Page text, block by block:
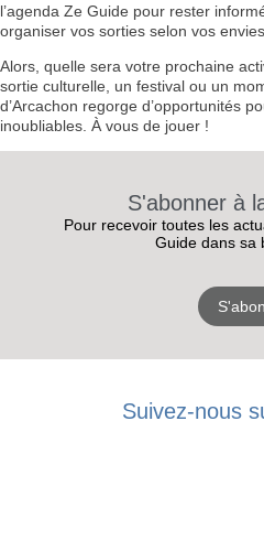
l’agenda Ze Guide pour rester
organiser vos sorties selon vos
Alors, quelle sera votre prochaine
sortie culturelle, un festival ou un
d’Arcachon regorge d’opportunités
inoubliables. À vous de jouer !
S'abonner à
Pour recevoir toutes les
Guide dans sa
Suivez-nous